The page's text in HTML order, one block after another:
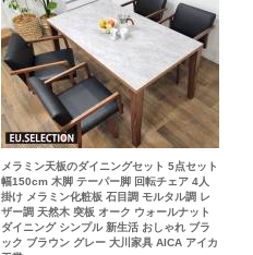
メラミン天板のダイニングセット 5点セット
幅150cm 木脚 テーパー脚 回転チェア 4人
掛け メラミン化粧板 石目調 モルタル調 レ
ザー調 天然木 突板 オーク ウォールナット
ダイニング シンプル 新生活 おしゃれ ブラ
ック ブラウン グレー 大川家具 AICA アイカ